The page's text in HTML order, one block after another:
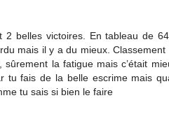
2 belles victoires. En tableau de
mais il y a du mieux.
sûrement la fatigue mais c’était
tu fais de la belle escrime mais
tu sais si bien le faire